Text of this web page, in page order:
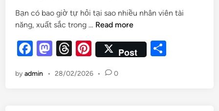
Bạn có bao giờ tự hỏi tại sao nhiều nhân viên tài
năng, xuất sắc trong … Read more
F
c
M
to
T
e
Pi
er
Post
byadmin • 28/02/2026 • 0